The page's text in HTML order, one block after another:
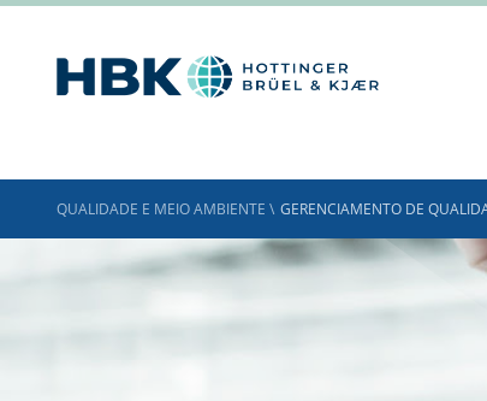
QUALIDADE E MEIO AMBIENTE \ GERENCIAMENTO DE